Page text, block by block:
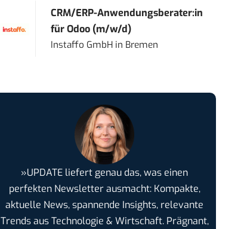
CRM/ERP-Anwendungsberater:in
für Odoo (m/w/d)
Instaffo GmbH in Bremen
»UPDATE liefert genau das, was einen
perfekten Newsletter ausmacht: Kompakte,
aktuelle News, spannende Insights, relevante
Trends aus Technologie & Wirtschaft. Prägnant,